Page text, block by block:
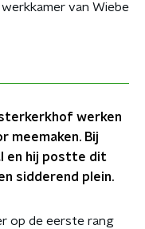
van Wiebe
werken
meemaken. Bij
en hij postte dit
sidderend plein.
op de eerste rang